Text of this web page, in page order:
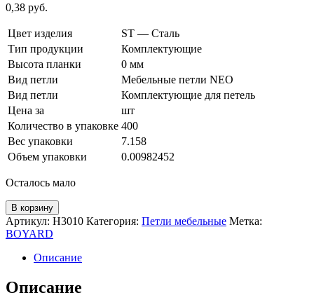
0,38 руб.
Цвет изделия
ST — Сталь
Тип продукции
Комплектующие
Высота планки
0 мм
Вид петли
Мебельные петли NEO
Вид петли
Комплектующие для петель
Цена за
шт
Количество в упаковке 400
Вес упаковки
7.158
Объем упаковки
0.00982452
Осталось мало
Количество
товара
Планка
H3010
В корзину
Артикул: H3010 Категория: Петли мебельные Метка:
BOYARD
Описание
Описание